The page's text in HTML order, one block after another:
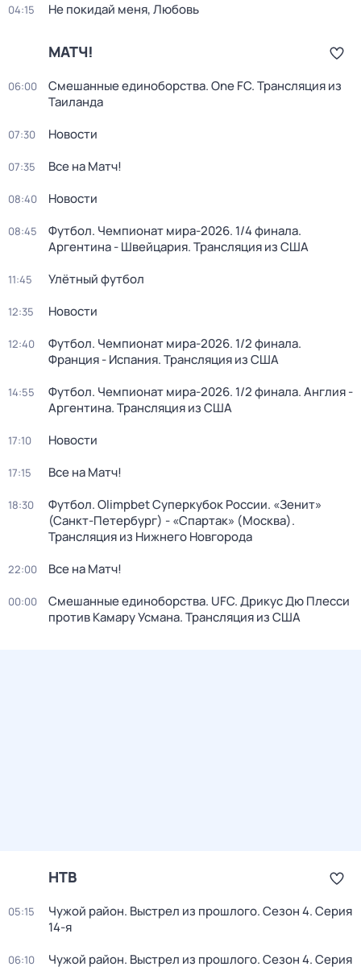
04:15 Не покидай меня, Любовь
МАТЧ!
06:00
Смешанные единоборства. One FC. Трансляция из
Таиланда
07:30 Новости
07:35 Все на Матч!
08:40 Новости
08:45
Футбол. Чемпионат мира-2026. 1/4 финала.
Аргентина - Швейцария. Трансляция из США
11:45 Улётный футбол
12:35 Новости
12:40
Футбол. Чемпионат мира-2026. 1/2 финала.
Франция - Испания. Трансляция из США
14:55
Футбол. Чемпионат мира-2026. 1/2 финала. Англия -
Аргентина. Трансляция из США
17:10 Новости
17:15 Все на Матч!
18:30
Футбол. Olimpbet Суперкубок России. «Зенит»
(Санкт-Петербург) - «Спартак» (Москва).
Трансляция из Нижнего Новгорода
22:00 Все на Матч!
00:00
Смешанные единоборства. UFC. Дрикус Дю Плесси
против Камару Усмана. Трансляция из США
НТВ
05:15 Чужой район. Выстрел из прошлого. Сезон 4. Серия
14-я
06:10 Чужой район. Выстрел из прошлого. Сезон 4. Серия